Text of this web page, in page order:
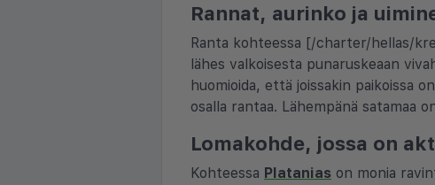
Rannat, aurinko ja
Ranta kohteessa [/charter/hellas/
lähes valkoisesta punaruskeaan
huomioida, että joissakin paikoissa
osalla rantaa. Lähempänä satamaa
Lomakohde, jossa on
Kohteessa Platanias on monia